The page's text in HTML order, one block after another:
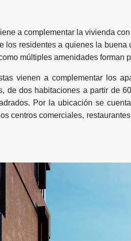
a complementar la vivienda
los residentes a quienes la
múltiples amenidades forman
vienen a complementar los
de dos habitaciones a partir de
Por la ubicación se
centros comerciales,